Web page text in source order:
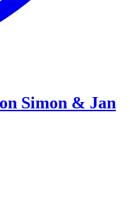
Simon & Jan